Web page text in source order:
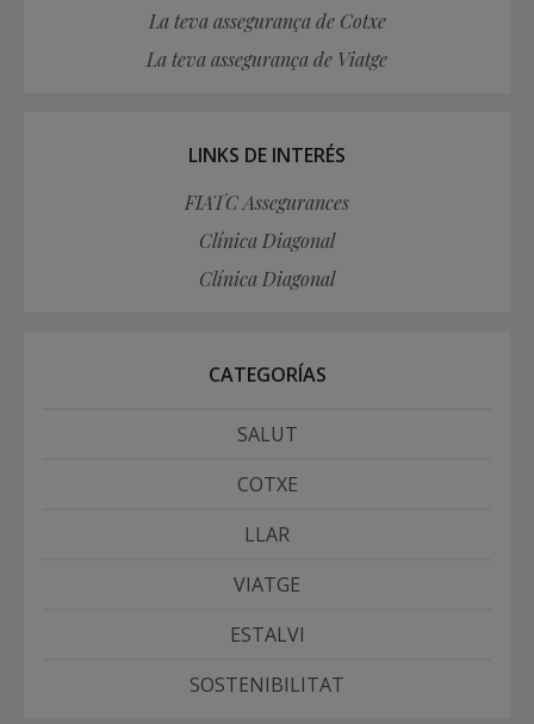
La teva assegurança de Cotxe
La teva assegurança de Viatge
LINKS DE INTERÉS
FIATC Assegurances
Clínica Diagonal
Clínica Diagonal
CATEGORÍAS
SALUT
COTXE
LLAR
VIATGE
ESTALVI
SOSTENIBILITAT